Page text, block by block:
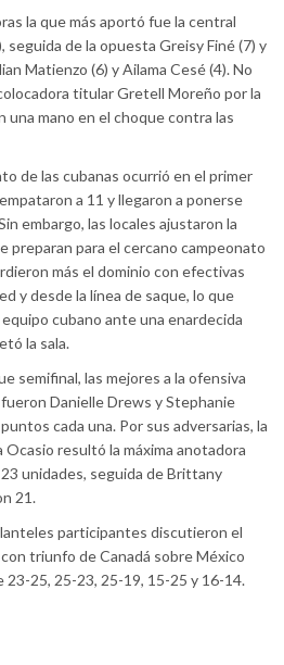
la que más aportó fue la central
seguida de la opuesta Greisy Finé (7) y
Matienzo (6) y Ailama Cesé (4). No
titular Gretell Moreño por la
una mano en el choque contra las
de las cubanas ocurrió en el primer
a 11 y llegaron a ponerse
embargo, las locales ajustaron la
preparan para el cercano campeonato
más el dominio con efectivas
y desde la línea de saque, lo que
cubano ante una enardecida
la sala.
semifinal, las mejores a la ofensiva
Danielle Drews y Stephanie
cada una. Por sus adversarias, la
Ocasio resultó la máxima anotadora
unidades, seguida de Brittany
21.
participantes discutieron el
triunfo de Canadá sobre México
23-25, 25-23, 25-19, 15-25 y 16-14.